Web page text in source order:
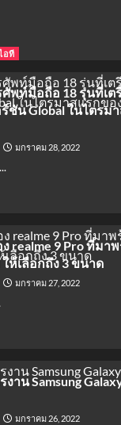
อที
ศัพท์มือถือ 18 รุ่นที่เต
ร์ชัน Global ในไตรม
มกราคม 28, 2022
realme 9 Pro ที่มา
ห้เลือกถึง 3 ขนาด
มกราคม 27, 2022
าน Samsung
มกราคม 26, 2022